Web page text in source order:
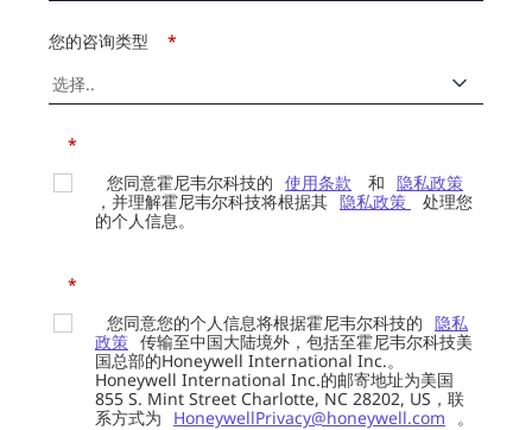
*
您的咨询类型
*
您同意霍尼韦尔科技的 使用条款 和 隐私政策
，并理解霍尼韦尔科技将根据其 隐私政策
处理您
的个人信息。
*
您同意您的个人信息将根据霍尼韦尔科技的 隐私
政策 传输至中国大陆境外，包括至霍尼韦尔科技美
国总部的Honeywell International Inc.。
Honeywell International Inc.的邮寄地址为美国
855 S. Mint Street Charlotte, NC 28202, US，联
系方式为
HoneywellPrivacy@honeywell.com
。